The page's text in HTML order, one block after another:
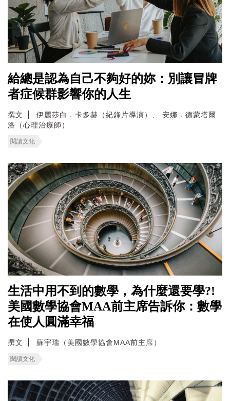
給總是認為自己不夠好的妳：別讓冒牌
者症候群影響你的人生
撰文
伊麗莎白．卡多赫（紀錄片導演）、 安娜．德蒙塔爾
洛（心理治療師）
閱讀文化
生活中用不到的數學，為什麼還要學?!
美國數學協會MAA前主席告訴你：數學
在使人圓滿幸福
撰文 蘇宇瑞（美國數學協會MAA前主席）
閱讀文化